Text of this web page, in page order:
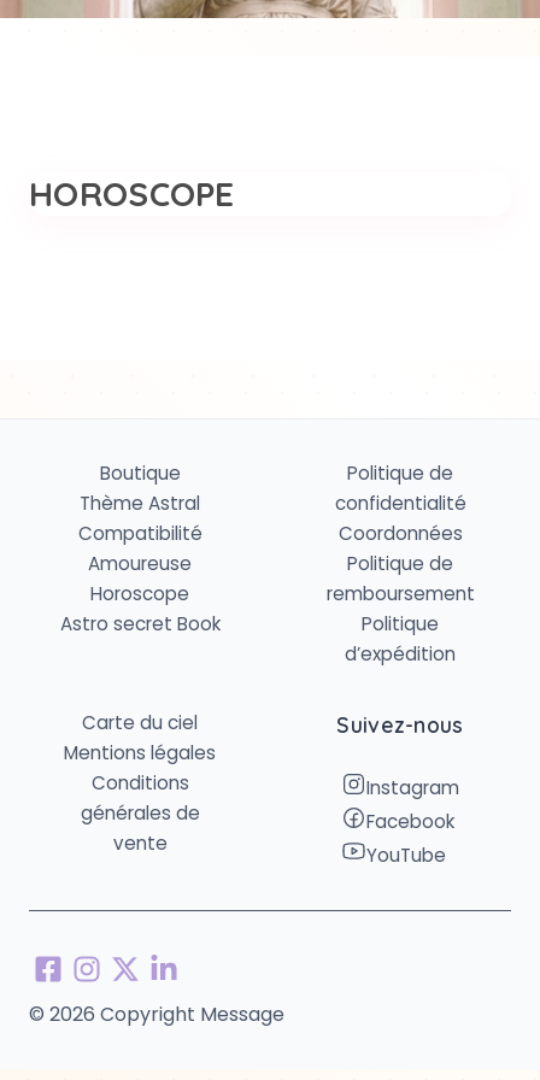
HOROSCOPE
Boutique
Thème Astral
Compatibilité
Amoureuse
Horoscope
Astro secret Book
Politique de
confidentialité
Coordonnées
Politique de
remboursement
Politique
d’expédition
Carte du ciel
Mentions légales
Conditions
générales de
vente
Suivez-nous
Instagram
Facebook
YouTube
© 2026 Copyright Message